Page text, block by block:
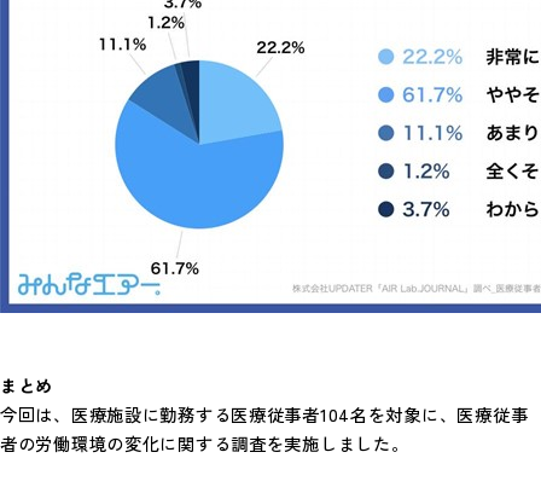
まとめ
今回は、医療施設に勤務する医療従事者104名を対象に、医療従事
者の労働環境の変化に関する調査を実施しました。